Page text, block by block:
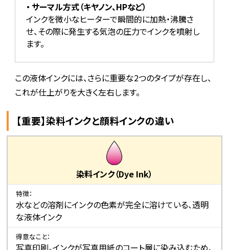
サーマル方式（キヤノン、HPなど）
インクを微小なヒーターで瞬間的に加熱・沸騰さ
せ、その際に発生する気泡の圧力でインクを噴射し
ます。
この液体インクには、さらに重要な2つのタイプが存在し、
これが仕上がりを大きく左右します。
【重要】染料インクと顔料インクの違い
染料インク（Dye Ink）
特徴
水などの溶剤にインクの色素が完全に溶けている、透明
な液体インク
得意なこと
写真印刷。インクが写真用紙のコート層に染み込むため、